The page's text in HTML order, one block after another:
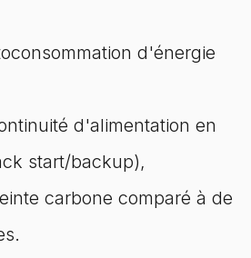
d'énergie
d'alimentation en
start/backup),
carbone comparé à de